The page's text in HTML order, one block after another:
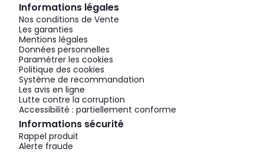
Informations légales
Nos conditions de Vente
Les garanties
Mentions légales
Données personnelles
Paramétrer les cookies
Politique des cookies
Système de recommandation
Les avis en ligne
Lutte contre la corruption
Accessibilité : partiellement conforme
Informations sécurité
Rappel produit
Alerte fraude